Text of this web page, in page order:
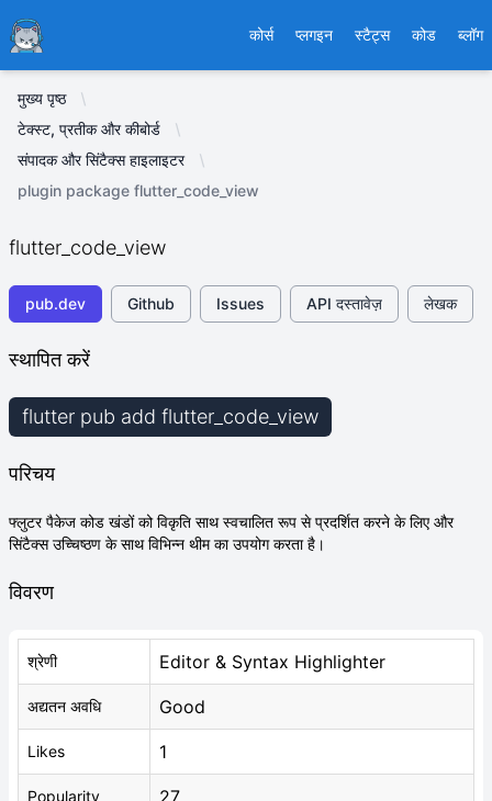
Ducafecat कोर्स प्लगइन स्टैट्स कोड ब्लॉग
मुख्य पृष्ठ
टेक्स्ट, प्रतीक और कीबोर्ड
संपादक और सिंटैक्स हाइलाइटर
plugin package flutter_code_view
flutter_code_view
pub.dev Github Issues API दस्तावेज़ लेखक
स्थापित करें
flutter pub add flutter_code_view
परिचय
फ्लुटर पैकेज कोड खंडों को विकृति साथ स्वचालित रूप से प्रदर्शित करने के लिए और
सिंटैक्स उच्चिष्ठण के साथ विभिन्न थीम का उपयोग करता है।
विवरण
श्रेणी Editor & Syntax Highlighter
अद्यतन अवधि Good
Likes 1
Popularity 27